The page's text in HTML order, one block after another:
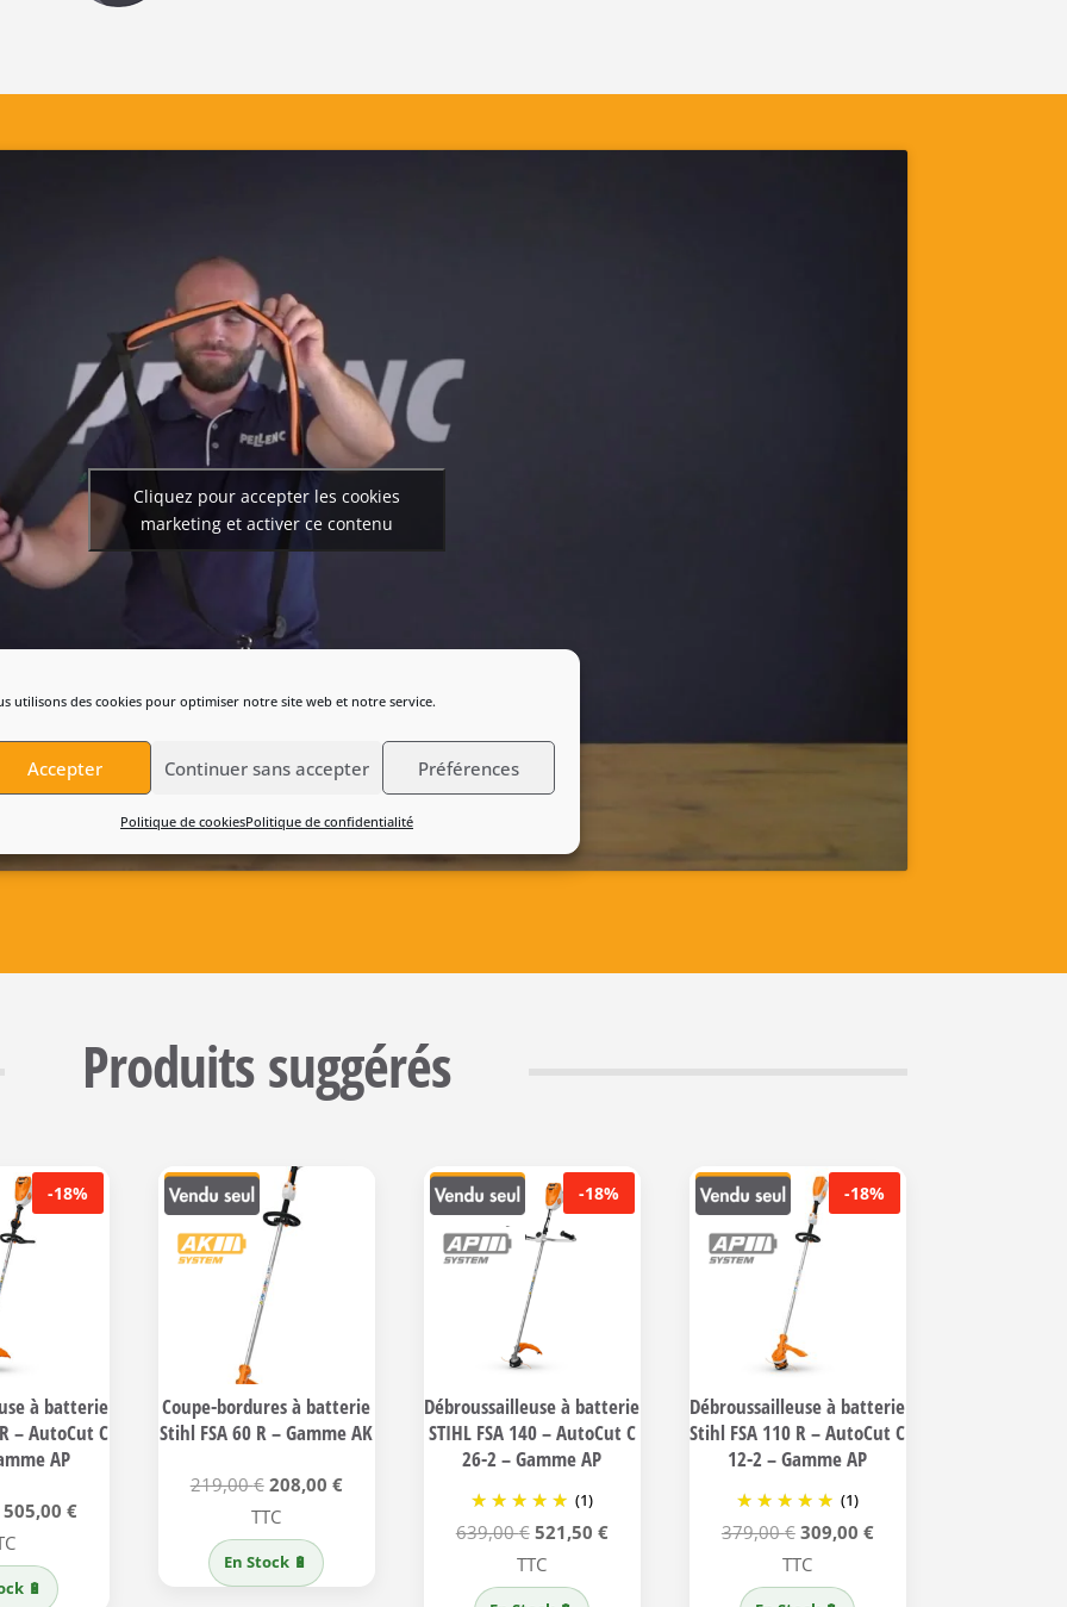
utilisons des cookies pour optimiser notre site web et notre service.
Accepter Continuer sans accepter Préférences
Politique de cookiesPolitique de confidentialité
Cliquez pour accepter les cookies
marketing et activer ce contenu
Produits suggérés
-18%
à batterie
– AutoCut C
AP
Le
prix
initial
était :
505,00 €Le
🔋
Coupe-bordures à batterie
Stihl FSA 60 R – Gamme AK
219,00€ Le
prix
initial
était :
208,00 €Le
TTC
En Stock 🔋
-18%
Débroussailleuse à batterie
STIHL FSA 140 – AutoCut C
26-2 – Gamme AP
(1)
639,00€ Le
prix
initial
521,50 €Le
TTC
-18%
Débroussailleuse à batterie
Stihl FSA 110 R – AutoCut C
12-2 – Gamme AP
(1)
379,00€ Le
prix
initial
309,00 €Le
TTC